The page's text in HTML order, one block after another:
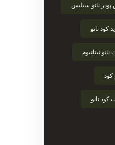
نانو سیلیس
کود نانو
تیتانیوم
کود
کود نانو